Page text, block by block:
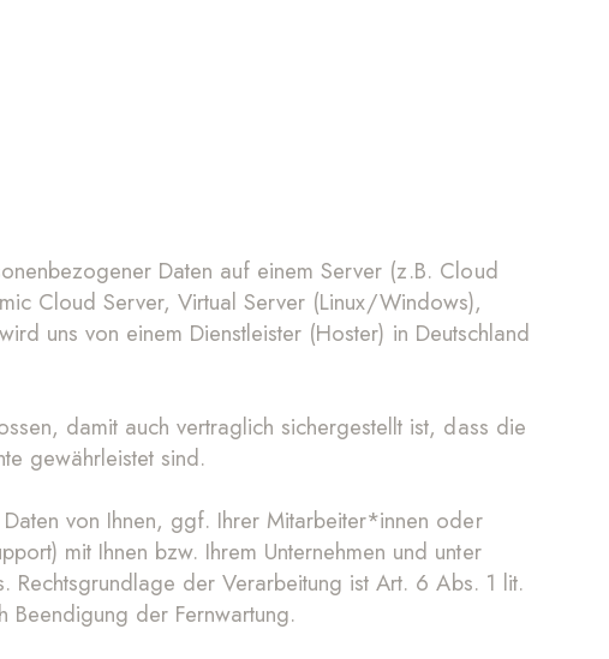
Daten auf einem Server (z.B. Cloud
Cloud Server, Virtual Server (Linux/Windows),
uns von einem Dienstleister (Hoster) in Deutschland
damit auch vertraglich sichergestellt ist, dass die
gewährleistet sind.
von Ihnen, ggf. Ihrer Mitarbeiter*innen oder
mit Ihnen bzw. Ihrem Unternehmen und unter
Rechtsgrundlage der Verarbeitung ist Art. 6 Abs. 1 lit.
Beendigung der Fernwartung.